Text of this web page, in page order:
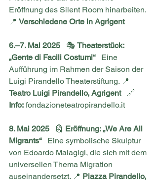
Eröffnung des Silent Room hinarbeiten.
📍 Verschiedene Orte in Agrigent
6.–7. Mai 2025 🎭 Theaterstück:
„Gente di Facili Costumi“ Eine
Aufführung im Rahmen der Saison der
Luigi Pirandello Theaterstiftung. 📍
Teatro Luigi Pirandello, Agrigent 🔗
Info: fondazioneteatropirandello.it
8. Mai 2025 🗿 Eröffnung: „We Are All
Migrants“ Eine symbolische Skulptur
von Edoardo Malagigi, die sich mit dem
universellen Thema Migration
auseinandersetzt. 📍 Piazza Pirandello,